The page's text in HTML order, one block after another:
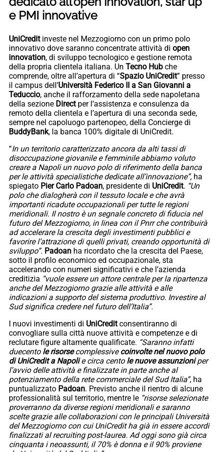
e PMI innovative
UniCreditinveste nel Mezzogiorno con un primo polo
innovativo dove saranno concentrate attività di open
innovation, di sviluppo tecnologico e gestione remota
della propria clientela italiana. Un Tecno Hub che
comprende, oltre all’apertura di “Spazio UniCredit” presso
il campus dell’Università Federico II a San Giovanni a
Teduccio, anche il rafforzamento della sede napoletana
della sezione Directper l’assistenza e consulenza da
remoto della clientela e l’apertura di una seconda sede,
sempre nel capoluogo partenopeo, della Concierge di
BuddyBank, la banca 100% digitale di UniCredit.
“In un territorio caratterizzato ancora da alti tassi di
disoccupazione giovanile e femminile abbiamo voluto
creare a Napoli un nuovo polo di riferimento della banca
per le attività specialistiche dedicate all’innovazione”, ha
spiegato Pier Carlo Padoan, presidente di UniCredit. “Un
polo che dialogherà con il tessuto locale e che avrà
importanti ricadute occupazionali per tutte le regioni
meridionali. Il nostro è un segnale concreto di fiducia nel
futuro del Mezzogiorno, in linea con il Pnrr che contribuirà
ad accelerare la crescita degli investimenti pubblici e
favorire l’attrazione di quelli privati, creando opportunità di
sviluppo”. Padoan ha ricordato che la crescita del Paese,
sotto il profilo economico ed occupazionale, sta
accelerando con numeri significativi e che l’azienda
creditizia “vuole essere un attore centrale per la ripartenza
anche del Mezzogiorno grazie alle attività e alle
indicazioni a supporto del sistema produttivo. Investire al
Sud significa credere nel futuro dell’Italia”.
I nuovi investimenti di UniCreditconsentiranno di
convogliare sulla città nuove attività e competenze e di
reclutare figure altamente qualificate. “Saranno infatti
duecento le risorsecomplessivecoinvolte nel nuovo polo
di UniCredit a Napolie circa cento le nuove assunzioniper
l’avvio delle attività e finalizzate in parte anche al
potenziamento della rete commerciale del Sud Italia”, ha
puntualizzato Padoan. Previsto anche il rientro di alcune
professionalità sul territorio, mentre le “risorse selezionate
proverranno da diverse regioni meridionali e saranno
scelte grazie alle collaborazioni con le principali Università
del Mezzogiorno con cui UniCredit ha già in essere accordi
finalizzati al recruiting post-laurea. Ad oggi sono già circa
cinquanta i neoassunti, il 70% è donna e il 90% proviene